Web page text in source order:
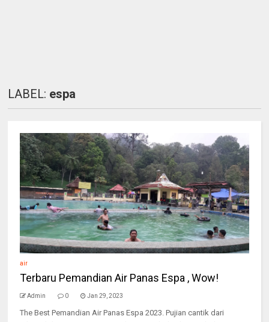
LABEL: espa
air
Terbaru Pemandian Air Panas Espa , Wow!
Admin 0 Jan 29, 2023
The Best Pemandian Air Panas Espa 2023. Pujian cantik dari